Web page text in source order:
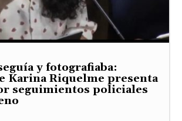
y fotografiaba:
Karina Riquelme presenta
seguimientos policiales